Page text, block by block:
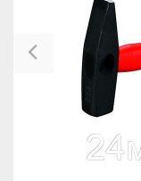
Previous